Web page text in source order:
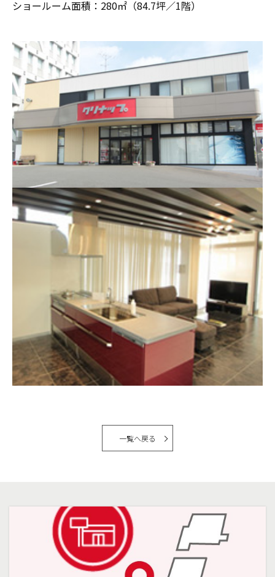
ショールーム面積：280㎡（84.7坪／1階）
一覧へ戻る